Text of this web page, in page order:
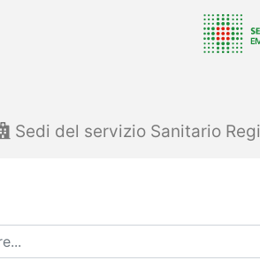
Sedi del servizio Sanitario